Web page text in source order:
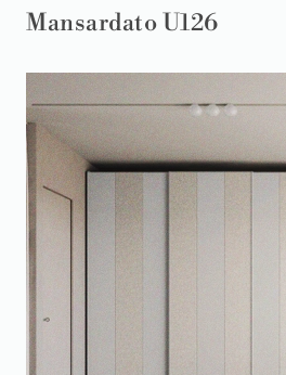
Mansardato U126